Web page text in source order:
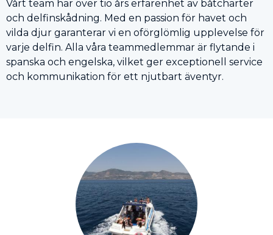
Vårt team har över tio års erfarenhet av båtcharter
och delfinskådning. Med en passion för havet och
vilda djur garanterar vi en oförglömlig upplevelse för
varje delfin. Alla våra teammedlemmar är flytande i
spanska och engelska, vilket ger exceptionell service
och kommunikation för ett njutbart äventyr.